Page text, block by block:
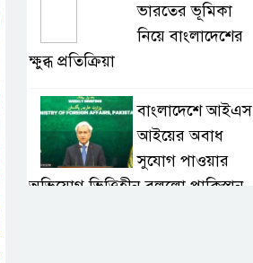
ভারতের ভূমিকা
নিয়ে বাংলাদেশের
ক্ষুব্ধ প্রতিক্রিয়া
বাংলাদেশে আইএস
আইয়ের অবাধ
সুযোগ পাওয়ার
অভিযোগ ভিত্তিহীন বললো পাকিস্তান